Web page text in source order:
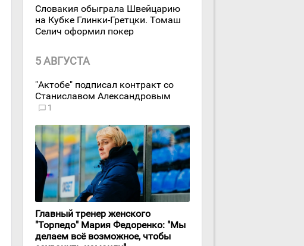
Словакия обыграла Швейцарию
на Кубке Глинки-Гретцки. Томаш
Селич оформил покер
5 АВГУСТА
"Актобе" подписал контракт со
Станиславом Александровым
1
Главный тренер женского
"Торпедо" Мария Федоренко: "Мы
делаем всё возможное, чтобы